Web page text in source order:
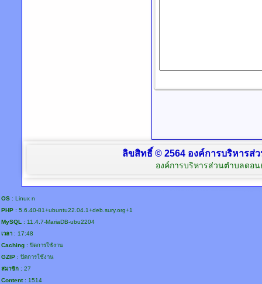
ลิขสิทธิ์ © 2564 องค์การบริหารส่
องค์การบริหารส่วนตำบลดอน
OS : Linux n
PHP : 5.6.40-81+ubuntu22.04.1+deb.sury.org+1
MySQL : 11.4.7-MariaDB-ubu2204
เวลา : 17:48
Caching : ปิดการใช้งาน
GZIP : ปิดการใช้งาน
สมาชิก : 27
Content: 1514